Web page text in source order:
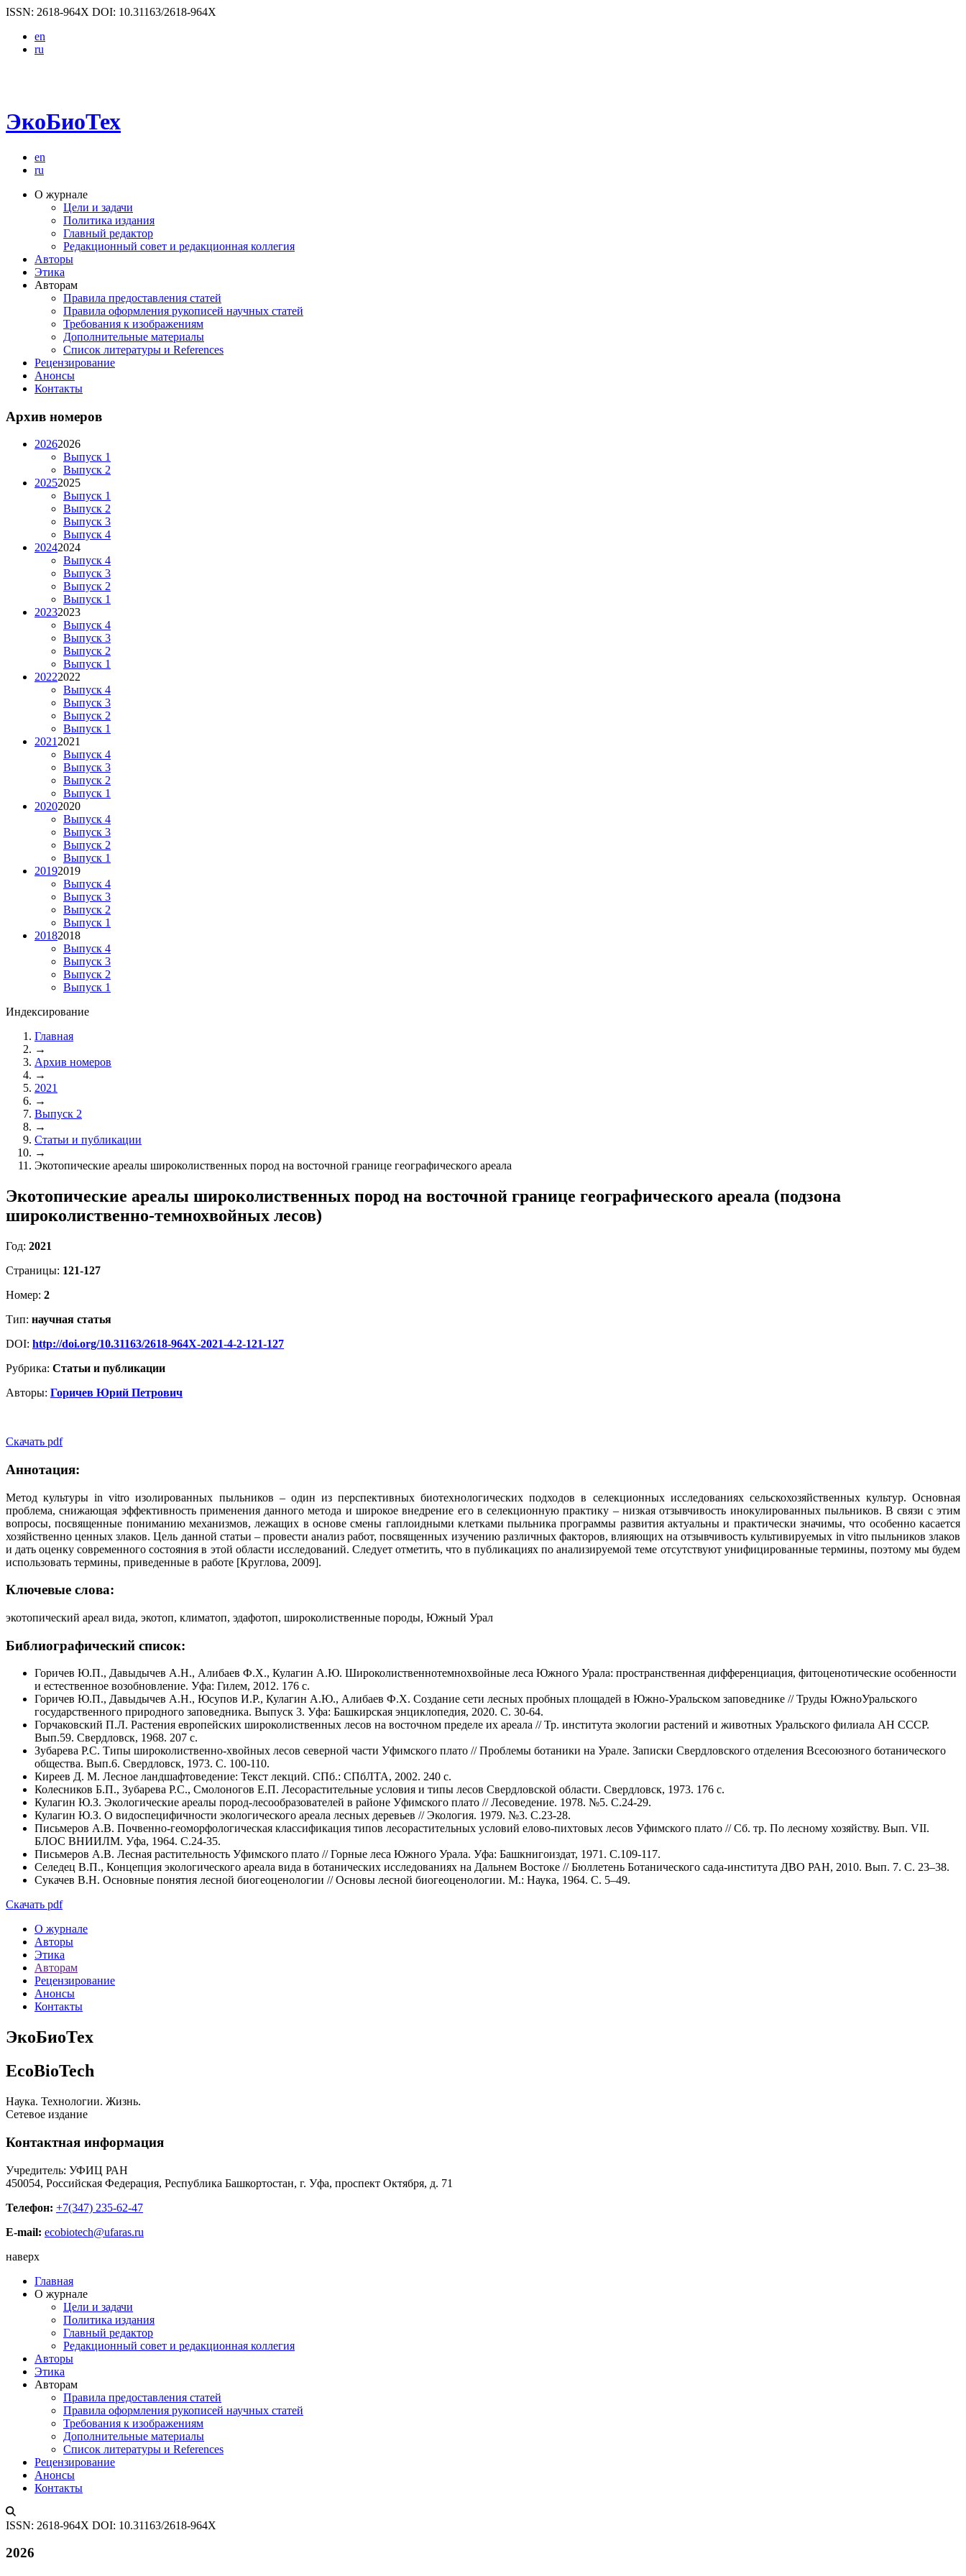
ISSN: 2618-964X DOI: 10.31163/2618-964X
en
ru
ЭкоБиоТех
en
ru
О журнале
Цели и задачи
Политика издания
Главный редактор
Редакционный совет и редакционная коллегия
Авторы
Этика
Авторам
Правила предоставления статей
Правила оформления рукописей научных статей
Требования к изображениям
Дополнительные материалы
Список литературы и References
Рецензирование
Анонсы
Контакты
Архив номеров
20262026
Выпуск 1
Выпуск 2
20252025
Выпуск 1
Выпуск 2
Выпуск 3
Выпуск 4
20242024
Выпуск 4
Выпуск 3
Выпуск 2
Выпуск 1
20232023
Выпуск 4
Выпуск 3
Выпуск 2
Выпуск 1
20222022
Выпуск 4
Выпуск 3
Выпуск 2
Выпуск 1
2021 2021
Выпуск 4
Выпуск 3
Выпуск 2
Выпуск 1
20202020
Выпуск 4
Выпуск 3
Выпуск 2
Выпуск 1
20192019
Выпуск 4
Выпуск 3
Выпуск 2
Выпуск 1
20182018
Выпуск 4
Выпуск 3
Выпуск 2
Выпуск 1
Индексирование
Главная
→
Архив номеров
→
2021
→
Выпуск 2
→
Статьи и публикации
→
Экотопические ареалы широколиственных пород на восточной границе географического ареала
Экотопические ареалы широколиственных пород на восточной границе географического ареала (подзона
широколиственно-темнохвойных лесов)
Год: 2021
Страницы: 121-127
Номер: 2
Тип: научная статья
DOI: http://doi.org/10.31163/2618-964X-2021-4-2-121-127
Рубрика: Статьи и публикации
Авторы: Горичев Юрий Петрович
Скачать pdf
Аннотация:
Метод культуры in vitro изолированных пыльников – один из перспективных биотехнологических подходов в селекционных исследованиях сельскохозяйственных культур. Основная
проблема, снижающая эффективность применения данного метода и широкое внедрение его в селекционную практику – низкая отзывчивость инокулированных пыльников. В связи с этим
вопросы, посвященные пониманию механизмов, лежащих в основе смены гаплоидными клетками пыльника программы развития актуальны и практически значимы, что особенно касается
хозяйственно ценных злаков. Цель данной статьи – провести анализ работ, посвященных изучению различных факторов, влияющих на отзывчивость культивируемых in vitro пыльников злаков
и дать оценку современного состояния в этой области исследований. Следует отметить, что в публикациях по анализируемой теме отсутствуют унифицированные термины, поэтому мы будем
использовать термины, приведенные в работе [Круглова, 2009].
Ключевые слова:
экотопический ареал вида, экотоп, климатоп, эдафотоп, широколиственные породы, Южный Урал
Библиографический список:
Горичев Ю.П., Давыдычев А.Н., Алибаев Ф.Х., Кулагин А.Ю. Широколиственнотемнохвойные леса Южного Урала: пространственная дифференциация, фитоценотические особенности
и естественное возобновление. Уфа: Гилем, 2012. 176 с.
Горичев Ю.П., Давыдычев А.Н., Юсупов И.Р., Кулагин А.Ю., Алибаев Ф.Х. Создание сети лесных пробных площадей в Южно-Уральском заповеднике // Труды ЮжноУральского
государственного природного заповедника. Выпуск 3. Уфа: Башкирская энциклопедия, 2020. С. 30-64.
Горчаковский П.Л. Растения европейских широколиственных лесов на восточном пределе их ареала // Тр. института экологии растений и животных Уральского филиала АН СССР.
Вып.59. Свердловск, 1968. 207 с.
Зубарева Р.С. Типы широколиственно-хвойных лесов северной части Уфимского плато // Проблемы ботаники на Урале. Записки Свердловского отделения Всесоюзного ботанического
общества. Вып.6. Свердловск, 1973. С. 100-110.
Киреев Д. М. Лесное ландшафтоведение: Текст лекций. СПб.: СПбЛТА, 2002. 240 с.
Колесников Б.П., Зубарева Р.С., Смолоногов Е.П. Лесорастительные условия и типы лесов Свердловской области. Свердловск, 1973. 176 с.
Кулагин Ю.З. Экологические ареалы пород-лесообразователей в районе Уфимского плато // Лесоведение. 1978. №5. С.24-29.
Кулагин Ю.З. О видоспецифичности экологического ареала лесных деревьев // Экология. 1979. №3. С.23-28.
Письмеров А.В. Почвенно-геоморфологическая классификация типов лесорастительных условий елово-пихтовых лесов Уфимского плато // Сб. тр. По лесному хозяйству. Вып. VII.
БЛОС ВНИИЛМ. Уфа, 1964. С.24-35.
Письмеров А.В. Лесная растительность Уфимского плато // Горные леса Южного Урала. Уфа: Башкнигоиздат, 1971. С.109-117.
Селедец В.П., Концепция экологического ареала вида в ботанических исследованиях на Дальнем Востоке // Бюллетень Ботанического сада-института ДВО РАН, 2010. Вып. 7. С. 23–38.
Сукачев В.Н. Основные понятия лесной биогеоценологии // Основы лесной биогеоценологии. М.: Наука, 1964. С. 5–49.
Скачать pdf
О журнале
Авторы
Этика
Авторам
Рецензирование
Анонсы
Контакты
ЭкоБиоТех
EcoBioTech
Наука. Технологии. Жизнь.
Сетевое издание
Контактная информация
Учредитель: УФИЦ РАН
450054, Российская Федерация, Республика Башкортостан, г. Уфа, проспект Октября, д. 71
Телефон: +7(347) 235-62-47
E-mail: ecobiotech@ufaras.ru
наверх
Главная
О журнале
Цели и задачи
Политика издания
Главный редактор
Редакционный совет и редакционная коллегия
Авторы
Этика
Авторам
Правила предоставления статей
Правила оформления рукописей научных статей
Требования к изображениям
Дополнительные материалы
Список литературы и References
Рецензирование
Анонсы
Контакты
ISSN: 2618-964X DOI: 10.31163/2618-964X
2026